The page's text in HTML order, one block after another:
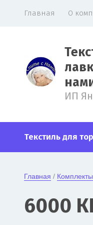
Главная О
ИП
Текстиль для
Главная /
6000